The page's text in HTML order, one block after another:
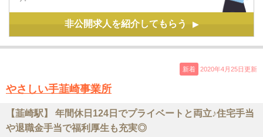
非公開求人を紹介してもらう ▶
新着 2020年4月25日更新
やさしい手韮崎事業所
【韮崎駅】 年間休日124日でプライベートと両立♪住宅手当
や退職金手当で福利厚生も充実◎